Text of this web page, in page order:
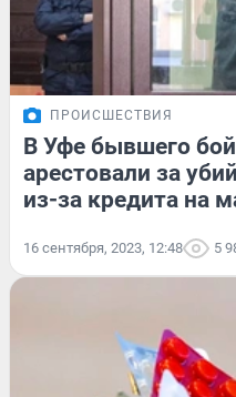
ПРОИСШЕСТВИЯ
В Уфе бывшего
арестовали за
из-за кредита на
16 сентября, 2023, 12:48 5